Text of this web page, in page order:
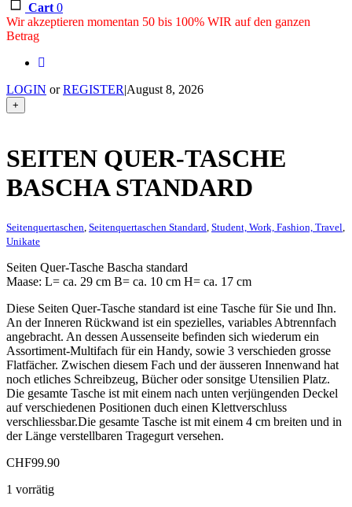
Cart 0
Wir akzeptieren momentan 50 bis 100% WIR auf den ganzen
Betrag
LOGIN orREGISTER|August 8, 2026
+
SEITEN QUER-TASCHE
BASCHA STANDARD
Seitenquertaschen Seitenquertaschen Standard Student, Work, Fashion, Travel
Unikate
Seiten Quer-Tasche Bascha standard
Maase: L= ca. 29 cm B= ca. 10 cm H= ca. 17 cm
Diese Seiten Quer-Tasche standard ist eine Tasche für Sie und Ihn.
An der Inneren Rückwand ist ein spezielles, variables Abtrennfach
angebracht. An dessen Aussenseite befinden sich wiederum ein
Assortiment-Multifach für ein Handy, sowie 3 verschieden grosse
Flatfächer. Zwischen diesem Fach und der äusseren Innenwand hat
noch etliches Schreibzeug, Bücher oder sonsitge Utensilien Platz.
Die gesamte Tasche ist mit einem nach unten verjüngenden Deckel
auf verschiedenen Positionen duch einen Klettverschluss
verschliessbar.Die gesamte Tasche ist mit einem 4 cm breiten und in
der Länge verstellbaren Tragegurt versehen.
CHF99.90
1 vorrätig